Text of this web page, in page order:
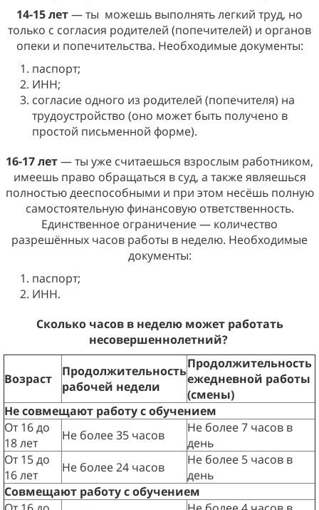
14-15 лет— ты можешь выполнять легкий труд, но
только с согласия родителей (попечителей) и органов
опеки и попечительства. Необходимые документы:
паспорт;
ИНН;
согласие одного из родителей (попечителя) на
трудоустройство (оно может быть получено в
простой письменной форме).
16-17 лет— ты уже считаешься взрослым работником,
имеешь право обращаться в суд, а также являешься
полностью дееспособными и при этом несёшь полную
самостоятельную финансовую ответственность.
Единственное ограничение — количество
разрешённых часов работы в неделю. Необходимые
документы:
паспорт;
ИНН.
Сколько часов в неделю может работать
несовершеннолетний?
Возраст
Продолжительность
рабочей недели
Продолжительность
ежедневной работы
(смены)
Не совмещают работу с обучением
От 16 до
18 лет
Не более 35 часов
Не более 7 часов в
день
От 15 до
16 лет
Не более 24 часов
Не более 5 часов в
день
Совмещают работу с обучением